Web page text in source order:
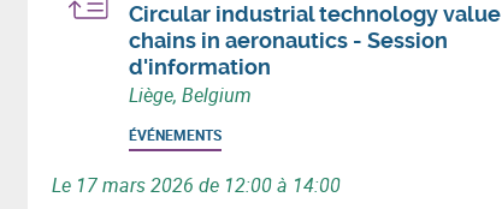
Circular industrial technology value
chains in aeronautics - Session
d'information
Liège, Belgium
ÉVÉNEMENTS
Le 17 mars 2026 de 12:00 à 14:00